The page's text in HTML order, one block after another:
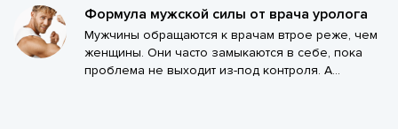
Формула мужской силы от врача уролога
Мужчины обращаются к врачам втрое реже, чем
женщины. Они часто замыкаются в себе, пока
проблема не выходит из-под контроля. А...